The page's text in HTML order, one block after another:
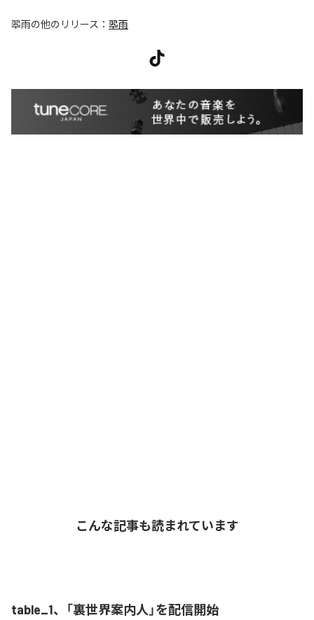
翆雨の他のリリース： 翆雨
こんな記事も読まれています
table_1、「裏世界案内人」を配信開始